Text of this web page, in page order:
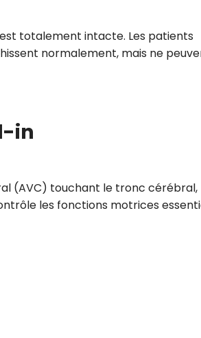
totalement intacte. Les patients
normalement, mais ne
in
(AVC) touchant le tronc cérébral,
les fonctions motrices